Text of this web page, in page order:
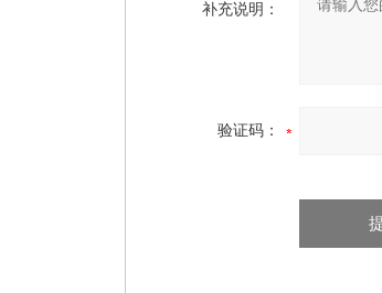
补充说明：
验证码：